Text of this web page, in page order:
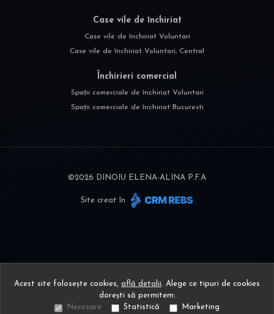
Case vile de închiriat
Case vile de închiriat Voluntari
Case vile de închiriat Voluntari, Central
Închirieri comercial
Spații comerciale de închiriat Voluntari
Spații comerciale de închiriat Bucuresti
©2026 DINOIU ELENA-ALINA P.F.A
Site creat în
Acest site folosește cookies, află detalii. Alege ce tipuri de cookies
dorești să permitem:
Necesare
Statistică Marketing